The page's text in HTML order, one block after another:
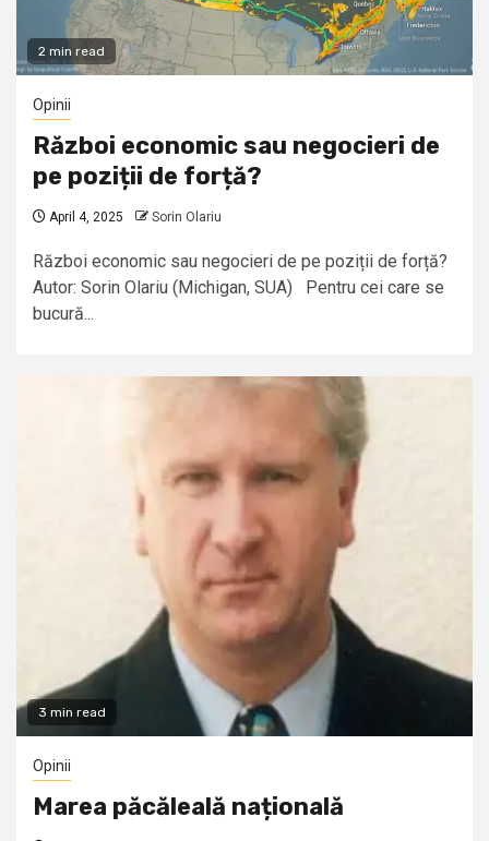
2 min read
Opinii
Război economic sau negocieri de
pe poziții de forță?
April 4, 2025 Sorin Olariu
Război economic sau negocieri de pe poziții de forță?
Autor: Sorin Olariu (Michigan, SUA) Pentru cei care se
bucură...
3 min read
Opinii
Marea păcăleală națională